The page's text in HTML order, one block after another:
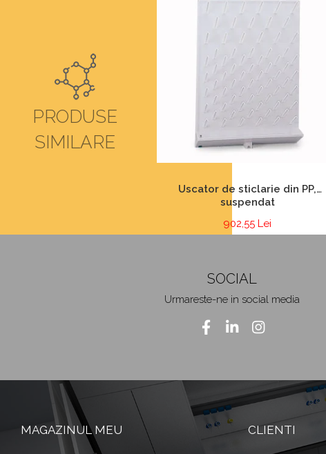
PRODUSE
SIMILARE
Uscator de sticlarie din PP,
suspendat
902,55 Lei
SOCIAL
Urmareste-ne in social media
MAGAZINUL MEU CLIENTI